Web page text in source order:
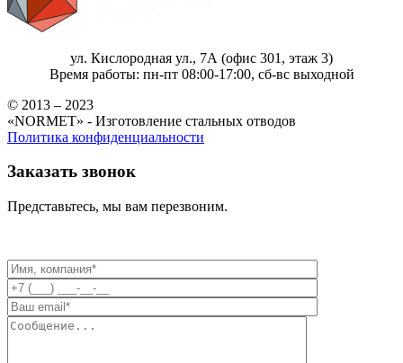
ул. Кислородная ул., 7А (офис 301, этаж 3)
Время работы: пн-пт 08:00-17:00, сб-вс выходной
© 2013 – 2023
«NORMET» - Изготовление стальных отводов
Политика конфиденциальности
Заказать звонок
Представьтесь, мы вам перезвоним.